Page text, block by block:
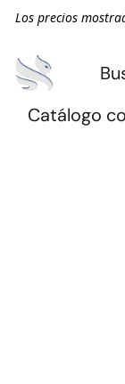
Los precios
Catálogo